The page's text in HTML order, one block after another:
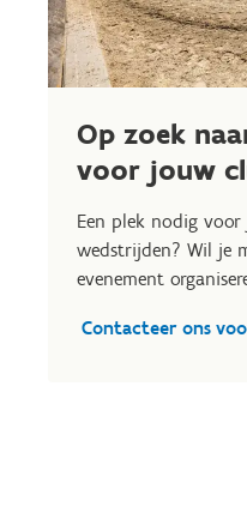
Op zoek
voor jouw
Een plek nodig
wedstrijden? Wil je
evenement
Contacteer ons